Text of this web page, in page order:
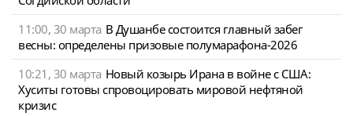
11:00, 30 марта В Душанбе состоится главный забег
весны: определены призовые полумарафона-2026
10:21, 30 марта Новый козырь Ирана в войне с США:
Хуситы готовы спровоцировать мировой нефтяной
кризис